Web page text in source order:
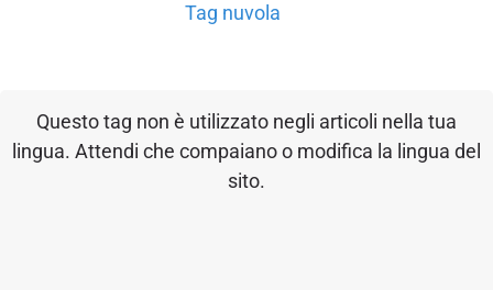
Tag nuvola